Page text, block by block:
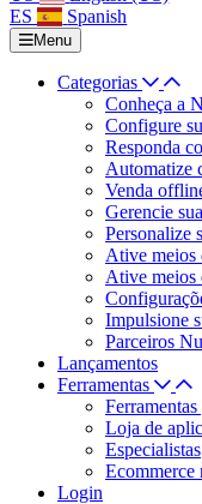
ES
Spanish
Menu
Categorias
Conheça a
Configure
Responda
Automatize
Venda
Gerencie
Personalize
Ative meios
Ative meios
Impulsione
Parceiros
Lançamentos
Ferramentas
Loja de
Especialistas
Ecommerce
Login